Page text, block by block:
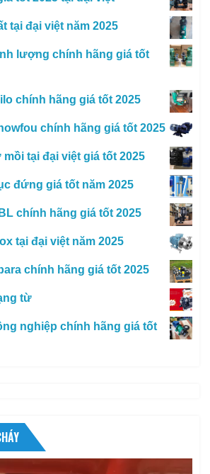
tại đại việt năm 2025
lượng chính hãng giá tốt
chính hãng giá tốt 2025
chính hãng giá tốt 2025
tại đại việt giá tốt 2025
đứng giá tốt năm 2025
chính hãng giá tốt 2025
tại đại việt năm 2025
chính hãng giá tốt 2025
từ
nghiệp chính hãng giá tốt